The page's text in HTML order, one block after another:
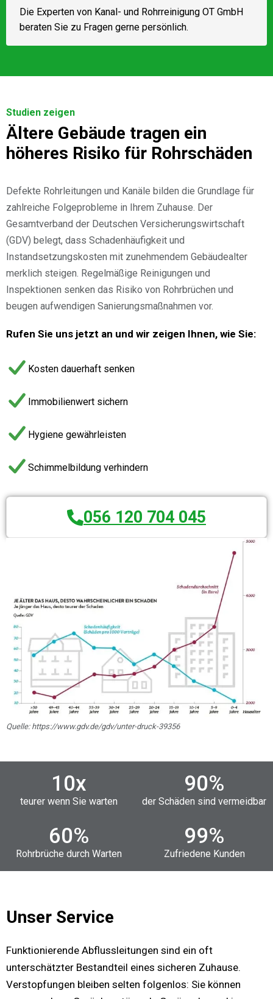
Die Experten von Kanal- und Rohrreinigung OT GmbH
beraten Sie zu Fragen gerne persönlich.
Studien zeigen
Ältere Gebäude tragen ein
höheres Risiko für Rohrschäden
Quelle: https://www.gdv.de/gdv/unter-druck-39356
Defekte Rohrleitungen und Kanäle bilden die Grundlage für
zahlreiche Folgeprobleme in Ihrem Zuhause. Der
Gesamtverband der Deutschen Versicherungswirtschaft
(GDV) belegt, dass Schadenhäufigkeit und
Instandsetzungskosten mit zunehmendem Gebäudealter
merklich steigen. Regelmäßige Reinigungen und
Inspektionen senken das Risiko von Rohrbrüchen und
beugen aufwendigen Sanierungsmaßnahmen vor.
Rufen Sie uns jetzt an und wir zeigen Ihnen, wie Sie:
Kosten dauerhaft senken
Immobilienwert sichern
Hygiene gewährleisten
Schimmelbildung verhindern
056 120 704 045
10x
teurer wenn Sie warten
90%
der Schäden sind vermeidbar
60%
Rohrbrüche durch Warten
99%
Zufriedene Kunden
Unser Service
Funktionierende Abflussleitungen sind ein oft
unterschätzter Bestandteil eines sicheren Zuhause.
Verstopfungen bleiben selten folgenlos: Sie können